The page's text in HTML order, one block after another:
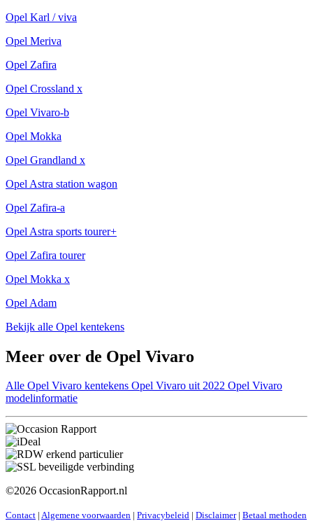
Opel Karl / viva
Opel Meriva
Opel Zafira
Opel Crossland x
Opel Vivaro-b
Opel Mokka
Opel Grandland x
Opel Astra station wagon
Opel Zafira-a
Opel Astra sports tourer+
Opel Zafira tourer
Opel Mokka x
Opel Adam
Bekijk alle Opel kentekens
Meer over de Opel Vivaro
Alle Opel Vivaro kentekens Opel Vivaro uit 2022 Opel Vivaro
modelinformatie
©2026 OccasionRapport.nl
Contact | Algemene voorwaarden | Privacybeleid | Disclaimer| Betaal methoden